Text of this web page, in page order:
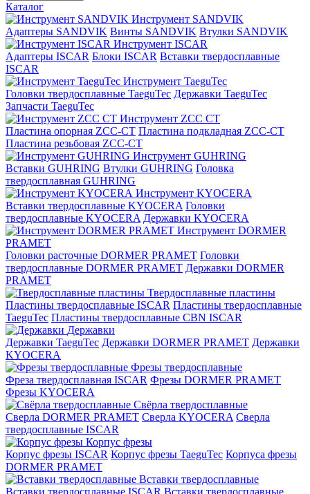
Каталог
Инструмент SANDVIK
Адаптеры SANDVIK Винты SANDVIK Втулки SANDVIK
Инструмент ISCAR
Адаптеры ISCAR Блоки ISCAR Вставки твердосплавные
ISCAR
Инструмент TaeguTec
Головки твердосплавные TaeguTec Державки TaeguTec
Запчасти TaeguTec
Инструмент ZCС CT
Пластина опорная ZCC-CT Пластина подкладная ZCC-CT
Пластина резьбовая ZCC-CT
Инструмент GUHRING
Вставки GUHRING Втулки GUHRING Головка
твердосплавная GUHRING
Инструмент KYOCERA
Вставки твердосплавные KYOCERA Головки
твердосплавные KYOCERA Державки KYOCERA
Инструмент DORMER
PRAMET
Головки расточные DORMER PRAMET Головки
твердосплавные DORMER PRAMET Державки DORMER
PRAMET
Твердосплавные пластины
Пластины твердосплавные ISCAR Пластины твердосплавные
TaeguTec Пластины твердосплавные CBN ISCAR
Державки
Державки TaeguTec Державки DORMER PRAMET Державки
KYOCERA
Фрезы твердосплавные
Фреза твердосплавная ISCAR Фрезы DORMER PRAMET
Фрезы KYOCERA
Свёрла твердосплавные
Сверла DORMER PRAMET Сверла KYOCERA Сверла
твердосплавные ISCAR
Корпус фрезы
Корпус фрезы ISCAR Корпус фрезы TaeguTec Корпуса фрезы
DORMER PRAMET
Вставки твердосплавные